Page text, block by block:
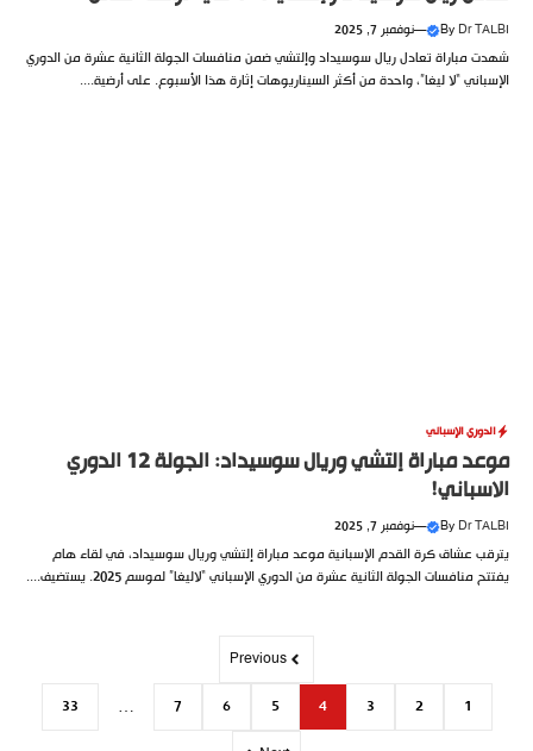
By Dr TALBI
—نوفمبر 7, 2025
شهدت مباراة تعادل ريال سوسيداد وإلتشي ضمن منافسات الجولة الثانية عشرة من الدوري
الإسباني “لا ليغا”، واحدة من أكثر السيناريوهات إثارة هذا الأسبوع. على أرضية....
الدوري الإسباني
موعد مباراة إلتشي وريال سوسيداد: الجولة 12 الدوري
الاسباني!
By Dr TALBI
—نوفمبر 7, 2025
يترقب عشاق كرة القدم الإسبانية موعد مباراة إلتشي وريال سوسيداد، في لقاء هام
يفتتح منافسات الجولة الثانية عشرة من الدوري الإسباني “لاليغا” لموسم 2025. يستضيف....
Previous
1
2
3
4
5
6
7
…
33